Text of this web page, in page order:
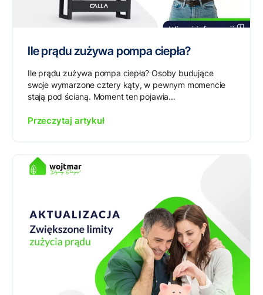
Ile prądu zużywa pompa ciepła?
Ile prądu zużywa pompa ciepła? Osoby budujące
swoje wymarzone cztery kąty, w pewnym momencie
stają pod ścianą. Moment ten pojawia...
Przeczytaj artykuł